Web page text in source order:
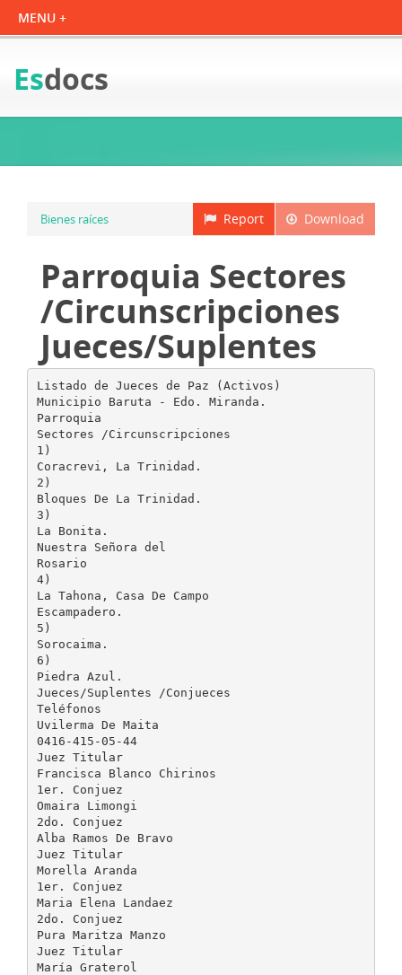
Esdocs
Download
Report
Bienes raíces
Parroquia Sectores
/Circunscripciones
Jueces/Suplentes
Listado de Jueces de Paz (Activos)
Municipio Baruta - Edo. Miranda.
Parroquia
Sectores /Circunscripciones
1)
Coracrevi, La Trinidad.
2)
Bloques De La Trinidad.
3)
La Bonita.
Nuestra Señora del
Rosario
4)
La Tahona, Casa De Campo
Escampadero.
5)
Sorocaima.
6)
Piedra Azul.
Jueces/Suplentes /Conjueces
Teléfonos
Uvilerma De Maita
0416-415-05-44
Juez Titular
Francisca Blanco Chirinos
1er. Conjuez
Omaira Limongi
2do. Conjuez
Alba Ramos De Bravo
Juez Titular
Morella Aranda
1er. Conjuez
Maria Elena Landaez
2do. Conjuez
Pura Maritza Manzo
Juez Titular
María Graterol